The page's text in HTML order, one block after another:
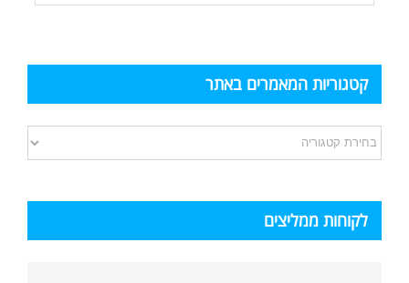
קטגוריות המאמרים באתר
קטגוריות
המאמרים
לקוחות ממליצים